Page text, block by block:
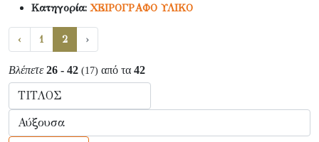
Κατηγορία:ΧΕΙΡΟΓΡΑΦΟ ΥΛΙΚΟ
‹ 1 2 ›
Βλέπετε 26 - 42 (17) από τα 42